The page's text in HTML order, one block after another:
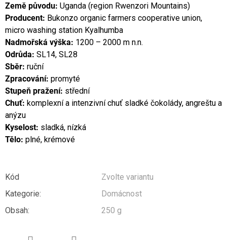
Země původu: Uganda (region Rwenzori Mountains)
Producent: Bukonzo organic farmers cooperative union,
micro washing station Kyalhumba
Nadmořská výška: 1200 – 2000 m n.n.
Odrůda: SL14, SL28
Sběr: ruční
Zpracování: promyté
Stupeň pražení: střední
Chuť: komplexní a intenzivní chuť sladké čokolády, angreštu a
anýzu
Kyselost: sladká, nízká
Tělo: plné, krémové
Kód
Zvolte variantu
Kategorie:
Domácnost
Obsah: 250 g